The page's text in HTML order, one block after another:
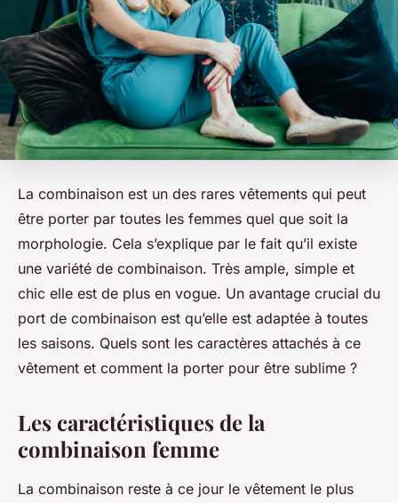
La combinaison est un des rares vêtements qui peut
être porter par toutes les femmes quel que soit la
morphologie. Cela s’explique par le fait qu’il existe
une variété de combinaison. Très ample, simple et
chic elle est de plus en vogue. Un avantage crucial du
port de combinaison est qu’elle est adaptée à toutes
les saisons. Quels sont les caractères attachés à ce
vêtement et comment la porter pour être sublime ?
Les caractéristiques de la
combinaison femme
La combinaison reste à ce jour le vêtement le plus